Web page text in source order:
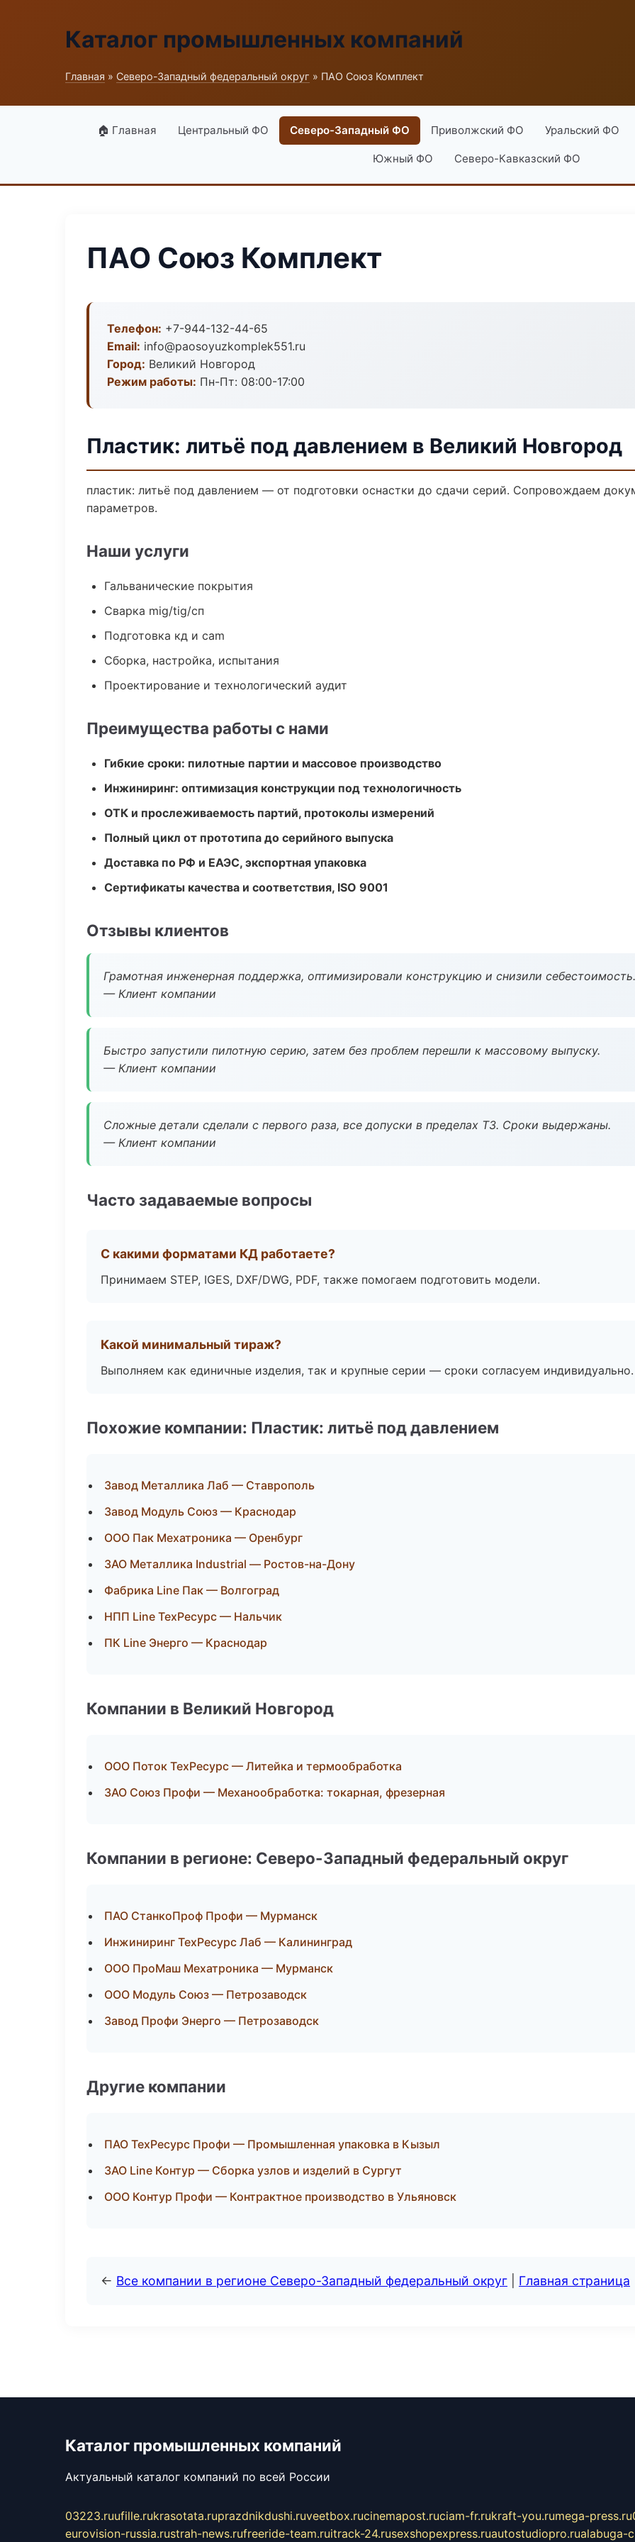
Каталог промышленных компаний
Главная » Северо-Западный федеральный округ » ПАО Союз Комплект
🏠 Главная Центральный ФО Северо-Западный ФО Приволжский ФО Уральский ФО
Южный ФО Северо-Кавказский ФО
ПАО Союз Комплект
Телефон: +7-944-132-44-65
Email: info@paosoyuzkomplek551.ru
Город: Великий Новгород
Режим работы: Пн-Пт: 08:00-17:00
Пластик: литьё под давлением в Великий Новгород
пластик: литьё под давлением — от подготовки оснастки до сдачи серий. Сопровождаем
параметров.
Наши услуги
Гальванические покрытия
Сварка mig/tig/сп
Подготовка кд и cam
Сборка, настройка, испытания
Проектирование и технологический аудит
Преимущества работы с нами
Гибкие сроки: пилотные партии и массовое производство
Инжиниринг: оптимизация конструкции под технологичность
ОТК и прослеживаемость партий, протоколы измерений
Полный цикл от прототипа до серийного выпуска
Доставка по РФ и ЕАЭС, экспортная упаковка
Сертификаты качества и соответствия, ISO 9001
Отзывы клиентов
Грамотная инженерная поддержка, оптимизировали конструкцию и снизили себестоимость.
— Клиент компании
Быстро запустили пилотную серию, затем без проблем перешли к массовому выпуску.
— Клиент компании
Сложные детали сделали с первого раза, все допуски в пределах ТЗ. Сроки выдержаны.
— Клиент компании
Часто задаваемые вопросы
С какими форматами КД работаете?
Принимаем STEP, IGES, DXF/DWG, PDF, также помогаем подготовить модели.
Какой минимальный тираж?
Выполняем как единичные изделия, так и крупные серии — сроки согласуем индивидуально.
Похожие компании: Пластик: литьё под давлением
Завод Металлика Лаб — Ставрополь
Завод Модуль Союз — Краснодар
ООО Пак Мехатроника — Оренбург
ЗАО Металлика Industrial — Ростов-на-Дону
Фабрика Line Пак — Волгоград
НПП Line ТехРесурс — Нальчик
ПК Line Энерго — Краснодар
Компании в Великий Новгород
ООО Поток ТехРесурс — Литейка и термообработка
ЗАО Союз Профи — Механообработка: токарная, фрезерная
Компании в регионе: Северо-Западный федеральный округ
ПАО СтанкоПроф Профи — Мурманск
Инжиниринг ТехРесурс Лаб — Калининград
ООО ПроМаш Мехатроника — Мурманск
ООО Модуль Союз — Петрозаводск
Завод Профи Энерго — Петрозаводск
Другие компании
ПАО ТехРесурс Профи — Промышленная упаковка в Кызыл
ЗАО Line Контур — Сборка узлов и изделий в Сургут
ООО Контур Профи — Контрактное производство в Ульяновск
← Все компании в регионе Северо-Западный федеральный округ Главная страница
Каталог промышленных компаний
Актуальный каталог компаний по всей России
03223.ruufille.rukrasotata.ruprazdnikdushi.ruveetbox.rucinemapost.ruciam-fr.rukraft-you.rumega-press.ru
eurovision-russia.rustrah-news.rufreeride-team.ruitrack-24.rusexshopexpress.ruautostudiopro.rualabuga-